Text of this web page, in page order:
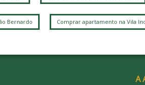
Bernardo Comprar apartamento na Vila
A